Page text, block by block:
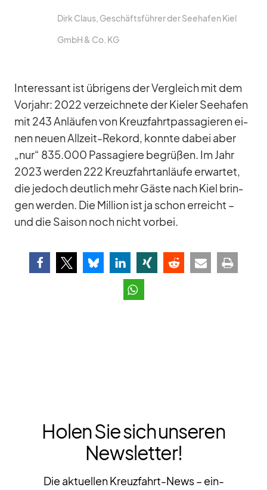
Dirk Claus, Ge­schäfts­füh­rer der See­ha­fen Kiel
GmbH & Co. KG
In­ter­es­sant ist üb­ri­gens der Ver­gleich mit dem
Vor­jahr: 2022 ver­zeich­nete der Kie­ler See­ha­fen
mit 243 An­läu­fen von Kreuz­fahrt­pas­sa­gie­ren ei­
nen neuen All­zeit-Re­kord, konnte da­bei aber
„nur“ 835.000 Pas­sa­giere be­grü­ßen. Im Jahr
2023 wer­den 222 Kreuz­fahrt­an­läufe er­war­tet,
die je­doch deut­lich mehr Gäste nach Kiel brin­
gen wer­den. Die Mil­lion ist ja schon er­reicht –
und die Sai­son noch nicht vor­bei.
Holen Sie sich unseren
Newsletter!
Die aktuellen Kreuzfahrt-News – ein-